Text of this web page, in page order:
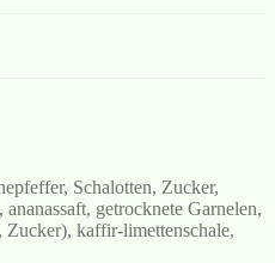
Schalotten, Zucker,
getrocknete Garnelen,
Zucker), kaffir-limettenschale,